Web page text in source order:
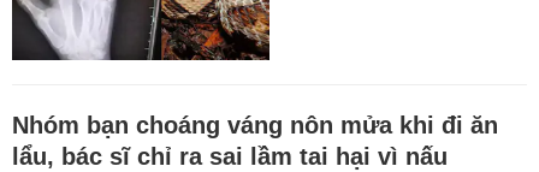
Nhóm bạn choáng váng nôn mửa khi đi ăn
lẩu, bác sĩ chỉ ra sai lầm tai hại vì nấu